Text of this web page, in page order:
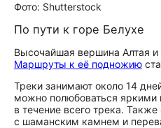
Фото: Shutterstock
По пути к горе Белухе
Высочайшая вершина Алтая
Маршруты к её подножию
Треки занимают около 14
можно полюбоваться яркими
в течение всего трека.
с шаманским камнем и